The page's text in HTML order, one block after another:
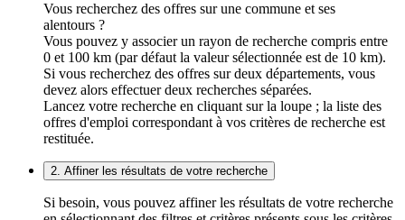
Vous recherchez des offres sur une commune et ses
alentours ?
Vous pouvez y associer un rayon de recherche compris entre
0 et 100 km (par défaut la valeur sélectionnée est de 10 km).
Si vous recherchez des offres sur deux départements, vous
devez alors effectuer deux recherches séparées.
Lancez votre recherche en cliquant sur la loupe ; la liste des
offres d'emploi correspondant à vos critères de recherche est
restituée.
2. Affiner les résultats de votre recherche
Si besoin, vous pouvez affiner les résultats de votre recherche